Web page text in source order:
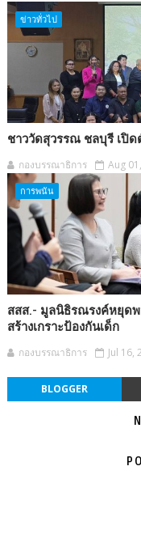
ข่าวทั่วไป
ชาววัดสุวรรณ ชลบุรี เปิ
กองบรรณาธิการ Aug
การพนัน
สสส.- มูลนิธิรณรงค์หยุด
สร้างเกราะป้องกันเด็ก
กองบรรณาธิการ Jul 16,
BLOGGER